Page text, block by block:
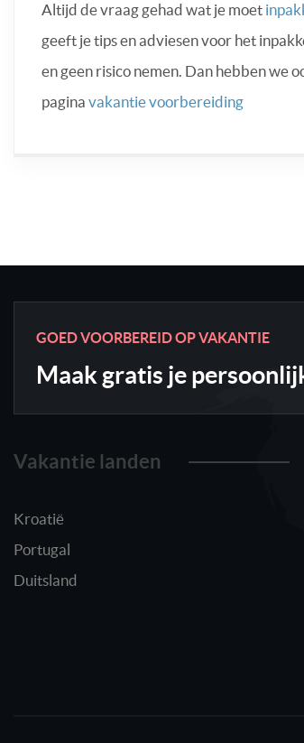
Altijd de vraag gehad wat je moet
geeft je tips en adviesen voor het
en geen risico nemen. Dan hebben we
pagina vakantie voorbereiding
GOED VOORBEREID OP VAKANTIE
Maak gratis je
Vakantie landen
Kroatië
Portugal
Duitsland